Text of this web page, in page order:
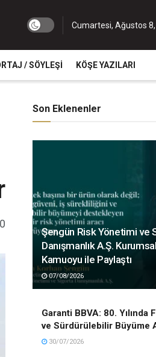
Cumartesi, Ağustos
/ SÖYLEŞI KÖŞE YAZILARI
0
Son Eklenenler
Şengün Risk Yönetimi ve
Danışmanlık A.Ş.
Kamuoyu ile Paylaştı
07/08/2026
Garanti BBVA: 80. Yılında
ve Sürdürülebilir Büyüme
30/07/2026